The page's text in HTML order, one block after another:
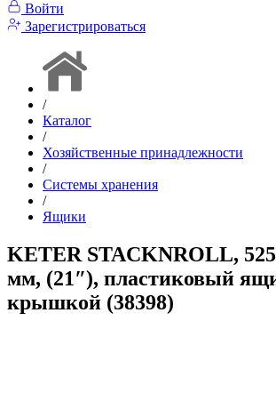
Войти
Зарегистрироваться
/
Каталог
/
Хозяйственные принадлежности
/
Системы хранения
/
Ящики
KETER STACKNROLL, 525
мм, (21″), пластиковый
крышкой (38398)